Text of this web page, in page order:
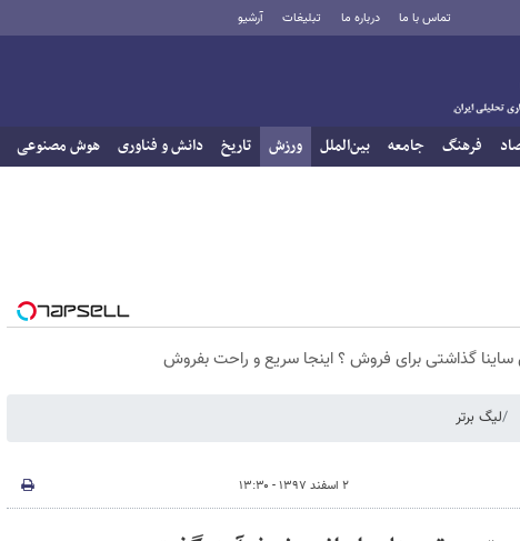
تماس با ما درباره ما تبلیغات آرشیو
فرهنگ جامعه بین‌الملل ورزش تاریخ دانش و فناوری هوش مصنوعی
گذاشتی برای فروش ؟ اینجا سریع و راحت بفروش
لیگ برتر
۲ اسفند ۱۳۹۷ - ۱۳:۳۰